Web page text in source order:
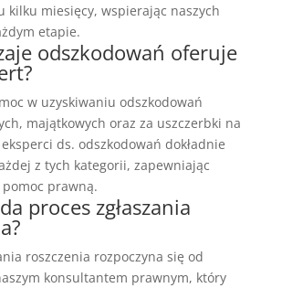
kilku miesięcy, wspierając naszych
etapie.
odszkodowań oferuje
w uzyskiwaniu odszkodowań
majątkowych oraz za uszczerbki na
ds. odszkodowań dokładnie
z tych kategorii, zapewniając
prawną.
proces zgłaszania
roszczenia rozpoczyna się od
konsultantem prawnym, który